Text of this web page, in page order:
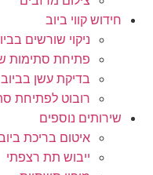
חידוש קווי ביוב
ניקוי שורשים
פתיחת סתימות
בדיקת עשן בביוב
רובוט לפתיחת
שירותים נוספים
איטום בריכת
ייבוש תת רצפתי